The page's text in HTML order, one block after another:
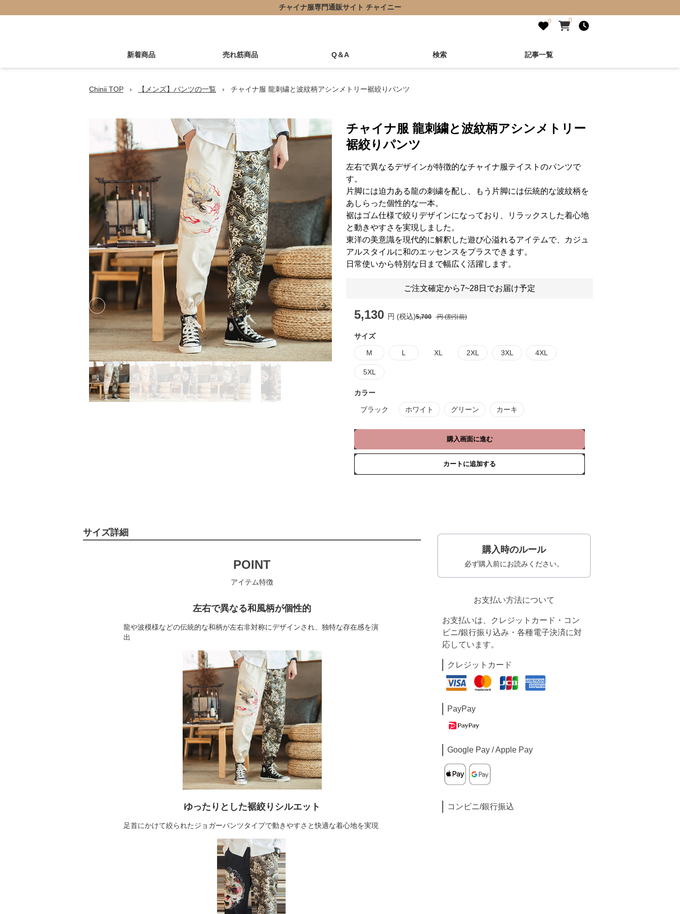
チャイナ服専門通販サイト チャイニー
0 0
新着商品 売れ筋商品 Q＆A 検索 記事一覧
Chinii TOP › 【メンズ】パンツの一覧 › チャイナ服 龍刺繍と波紋柄アシンメトリー裾絞りパンツ
Previous slide Next slide
チャイナ服 龍刺繍と波紋柄アシンメトリー
裾絞りパンツ
左右で異なるデザインが特徴的なチャイナ服テイストのパンツで
す。
片脚には迫力ある龍の刺繍を配し、もう片脚には伝統的な波紋柄を
あしらった個性的な一本。
裾はゴム仕様で絞りデザインになっており、リラックスした着心地
と動きやすさを実現しました。
東洋の美意識を現代的に解釈した遊び心溢れるアイテムで、カジュ
アルスタイルに和のエッセンスをプラスできます。
日常使いから特別な日まで幅広く活躍します。
ご注文確定から7~28日でお届け予定
5,130 円 (税込)5,700 円 (割引前)
サイズ
M L XL 2XL 3XL 4XL
5XL
カラー
ブラック ホワイト グリーン カーキ
購入画面に進む
カートに追加する
サイズ詳細
POINT
アイテム特徴
左右で異なる和風柄が個性的
龍や波模様などの伝統的な和柄が左右非対称にデザインされ、独特な存在感を演
出
ゆったりとした裾絞りシルエット
足首にかけて絞られたジョガーパンツタイプで動きやすさと快適な着心地を実現
購入時のルール
必ず購入前にお読みください。
お支払い方法について
お支払いは、クレジットカード・コン
ビニ/銀行振り込み・各種電子決済に対
応しています。
クレジットカード
PayPay
Google Pay / Apple Pay
コンビニ/銀行振込